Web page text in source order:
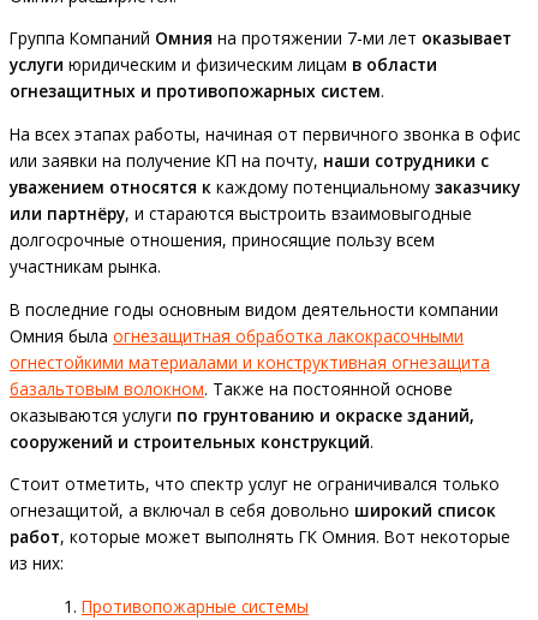
Группа Компаний Омния на протяжении 7-ми лет оказывает
услуги юридическим и физическим лицам в области
огнезащитных и противопожарных систем.
На всех этапах работы, начиная от первичного звонка в офис
или заявки на получение КП на почту, наши сотрудники с
уважением относятся к каждому потенциальному заказчику
или партнёру, и стараются выстроить взаимовыгодные
долгосрочные отношения, приносящие пользу всем
участникам рынка.
В последние годы основным видом деятельности компании
Омния была огнезащитная обработка лакокрасочными
огнестойкими материалами и конструктивная огнезащита
базальтовым волокном. Также на постоянной основе
оказываются услуги по грунтованию и окраске зданий,
сооружений и строительных конструкций.
Стоит отметить, что спектр услуг не ограничивался только
огнезащитой, а включал в себя довольно широкий список
работ, которые может выполнять ГК Омния. Вот некоторые
из них:
Противопожарные системы